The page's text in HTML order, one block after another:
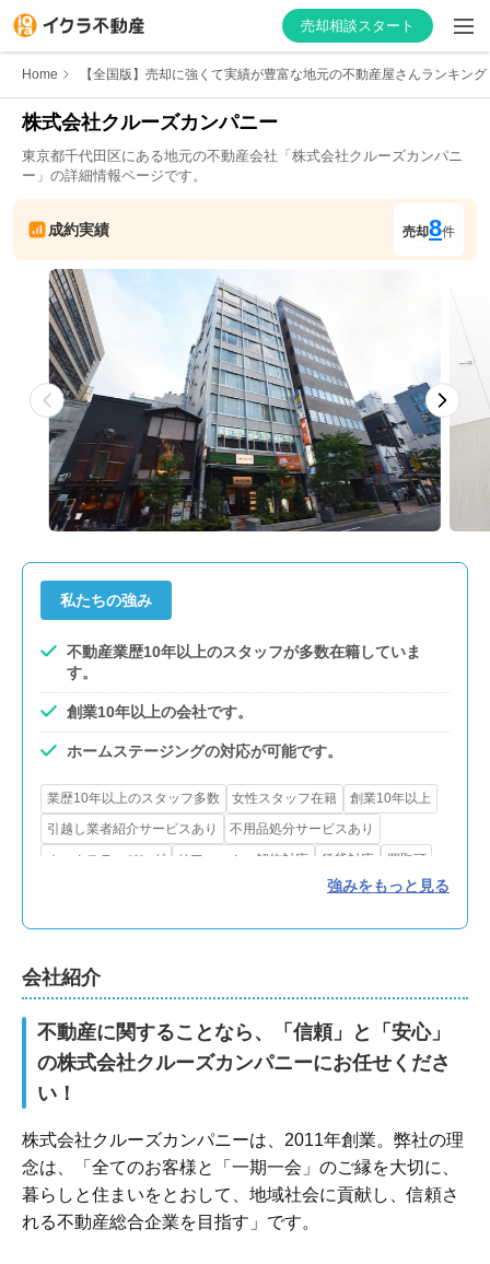
売却相談スタート
はじめての方へ
不動産会社を探す
物件の価格を知る
お家の売却を学ぶ
不動産会社向け情報
Home 【全国版】売却に強くて実績が豊富な地元の不動産屋さんランキング
株式会社クルーズカンパニー
東京都千代田区にある地元の不動産会社「 株式会社クルーズカンパニ
ー 」の詳細情報ページです。
成約実績 売却8件
私たちの強み
不動産業歴10年以上のスタッフが多数在籍していま
す。
創業10年以上の会社です。
ホームステージングの対応が可能です。
業歴10年以上のスタッフ多数 女性スタッフ在籍
創業10年以上
引越し業者紹介サービスあり
不用品処分サービスあり
ホームステージング
リフォーム・解体対応 賃貸対応 買取可
強みをもっと見る
会社紹介
不動産に関することなら、「信頼」と「安心」
の株式会社クルーズカンパニーにお任せくださ
株式会社クルーズカンパニーは、2011年創業。弊社の理
念は、「全てのお客様と「一期一会」のご縁を大切に、
暮らしと住まいをとおして、地域社会に貢献し、信頼さ
れる不動産総合企業を目指す」です。